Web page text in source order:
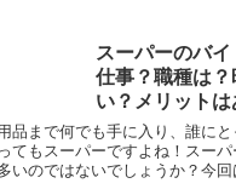
０店舗を超えてい
多いフランチャイ
スーパーのバ
仕事？職種は
い？メリットは
品まで何でも手に入り、誰に
てもスーパーですよね！スー
いのではないでしょうか？今回